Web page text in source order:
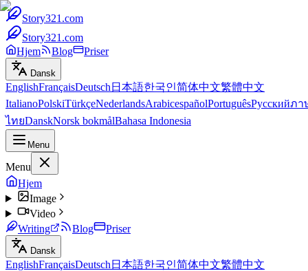
Story321.com
Story321.com
Hjem
Blog Priser
Dansk
EnglishFrançaisDeutsch 日本語한국인简体中文繁體中文
ItalianoPolskiTürkçeNederlandsArabicespañolPortuguêsРусскийภา
ไทยDanskNorsk bokmålBahasa Indonesia
Menu
Menu
Hjem
Image
Video
Writing
Blog Priser
Dansk
EnglishFrançaisDeutsch 日本語한국인简体中文繁體中文